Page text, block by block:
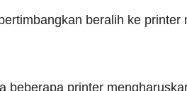
beralih ke printer
printer